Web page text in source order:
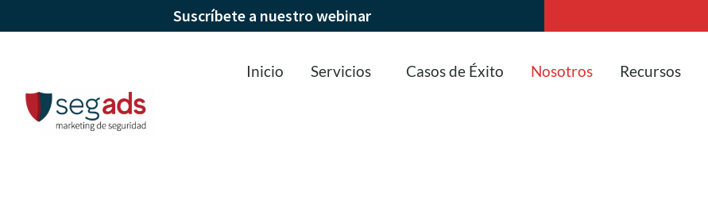
Suscríbete a nuestro webinar
Inicio Servicios Casos de Éxito Nosotros Recursos